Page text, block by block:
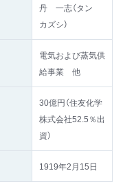
丹 一志（タン
カズシ）
電気および蒸気供
給事業 他
30億円（住友化学
株式会社52.5％出
資）
1919年2月15日